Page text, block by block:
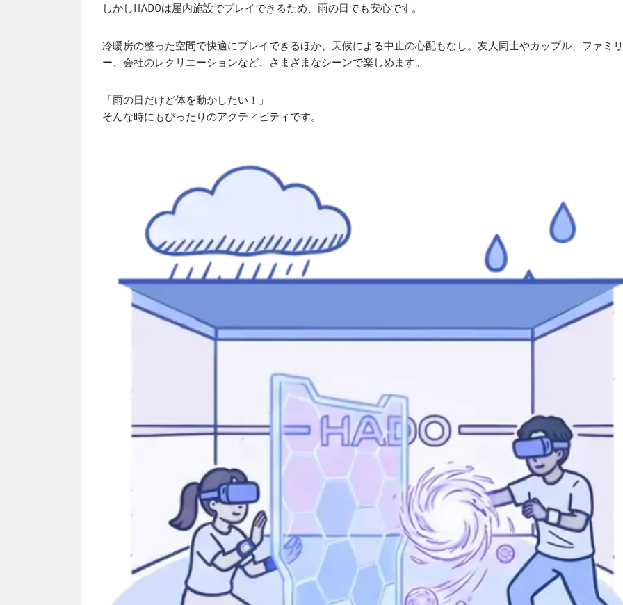
しかしHADOは屋内施設でプレイできるため、雨の日でも安心です。
冷暖房の整った空間で快適にプレイできるほか、天候による中止の心配もなし。友人同士やカップル、ファミリ
ー、会社のレクリエーションなど、さまざまなシーンで楽しめます。
「雨の日だけど体を動かしたい！」
そんな時にもぴったりのアクティビティです。